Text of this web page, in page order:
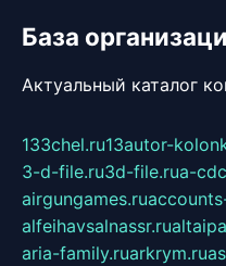
База
Актуальный каталог
133chel.ru13autor-
3-d-file.ru3d-file.rua-
airgungames.ru
alfeihavsalnassr.ru
aria-family.ruarkrym.ru